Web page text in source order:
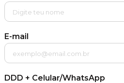
E-mail
DDD + Celular/WhatsApp